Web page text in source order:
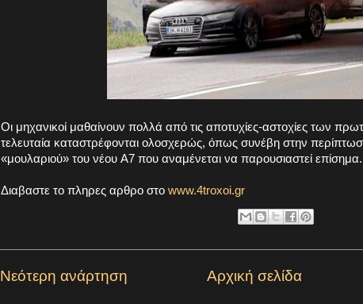
Οι μηχανικοί μαθαίνουν πολλά από τις αποτυχίες-αστοχίες των
τελευταία καταστρέφονται ολοσχερώς, όπως συνέβη στην
«μουλαριού» του νέου A7 που αναμένεται να παρουσιαστεί
Διαβαστε το πληρες αρθρο στο www.4troxoi.gr
Νεότερη ανάρτηση Αρχική σελίδα